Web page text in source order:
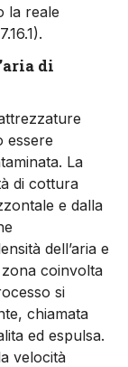
la reale
di
essere
La
di cottura
e dalla
dell’aria e
coinvolta
si
chiamata
ed espulsa.
velocità